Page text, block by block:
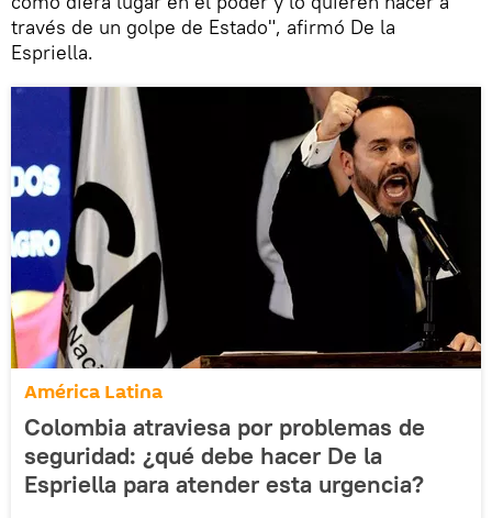
través de un golpe de Estado", afirmó De la
Espriella.
América Latina
Colombia atraviesa por problemas de
seguridad: ¿qué debe hacer De la
Espriella para atender esta urgencia?